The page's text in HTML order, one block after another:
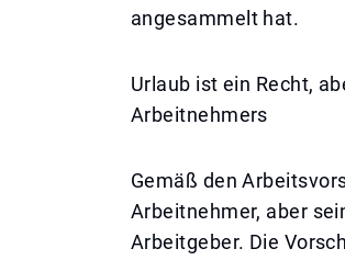
angesammelt hat.
Urlaub ist ein Recht,
Arbeitnehmers
Gemäß den
Arbeitnehmer, aber
Arbeitgeber. Die